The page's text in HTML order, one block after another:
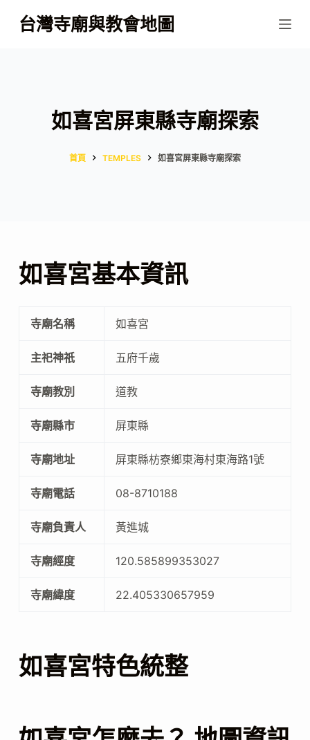
跳
至
台灣寺廟與教會地圖
如喜宮屏東縣寺廟探索
首頁 TEMPLES 如喜宮屏東縣寺廟探索
如喜宮基本資訊
寺廟名稱 如喜宮
主祀神祇 五府千歲
寺廟教別 道教
寺廟縣市 屏東縣
寺廟地址 屏東縣枋寮鄉東海村東海路1號
寺廟電話 08-8710188
寺廟負責人 黃進城
寺廟經度 120.585899353027
寺廟緯度 22.405330657959
如喜宮特色統整